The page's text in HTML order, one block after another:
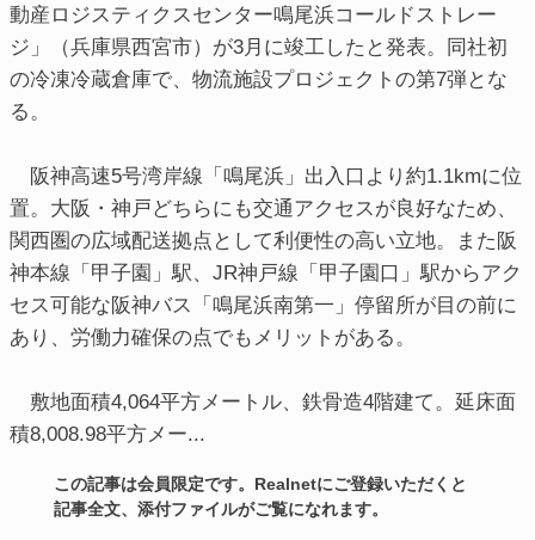
動産ロジスティクスセンター鳴尾浜コールドストレー
ジ」（兵庫県西宮市）が3月に竣工したと発表。同社初
の冷凍冷蔵倉庫で、物流施設プロジェクトの第7弾とな
る。
阪神高速5号湾岸線「鳴尾浜」出入口より約1.1kmに位
置。大阪・神戸どちらにも交通アクセスが良好なため、
関西圏の広域配送拠点として利便性の高い立地。また阪
神本線「甲子園」駅、JR神戸線「甲子園口」駅からアク
セス可能な阪神バス「鳴尾浜南第一」停留所が目の前に
あり、労働力確保の点でもメリットがある。
敷地面積4,064平方メートル、鉄骨造4階建て。延床面
積8,008.98平方メー...
この記事は会員限定です。Realnetにご登録いただくと
記事全文、添付ファイルがご覧になれます。